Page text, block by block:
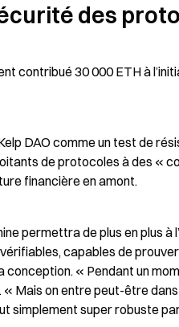
des
contribué 30 000 ETH à
DAO comme un test de
de protocoles à des «
financière en amont.
permettra de plus en plus
capables de
« Pendant un
Mais on entre peut-être
simplement super robuste